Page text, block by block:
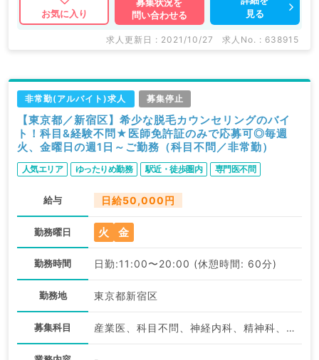
お気に入り
問い合わせる
見る
求人更新日 : 2021/10/27 求人No. : 638915
非常勤(アルバイト)求人 募集停止
【東京都／新宿区】希少な脱毛カウンセリングのバイ
ト！科目&経験不問★医師免許証のみで応募可◎毎週
火、金曜日の週1日～ご勤務（科目不問／非常勤）
人気エリア ゆったりめ勤務 駅近・徒歩圏内 専門医不問
給与 日給50,000円
勤務曜日 火 金
勤務時間 日勤:11:00〜20:00 (休憩時間: 60分)
勤務地 東京都新宿区
募集科目 産業医、科目不問、神経内科、精神科、神経科、アレルギー科、リウマチ科、小児科、整形外科、形成外科、美容外科、脳神経外科、呼吸器外科、心臓血管外科、小児外科、皮膚科、泌尿器科、産婦人科、産科、婦人科、眼科、耳鼻咽喉科、気管食道科、放射線科、リハビリテーション科、麻酔科、ペインクリニック、人工透析科、緩和ケア科、一般内科、循環器内科、呼吸器内科、消化器内科、内分泌・代謝内科、腎臓内科、老年内科、血液内科、外科系全般、一般外科、消化器外科、乳腺外科、総合診療科、美容皮膚科、健診・人間ドック、救急科・ＩＣＵ、病理科、基礎医学系、膠原病科、スポーツ整形外科、大腸・肛門外科、その他